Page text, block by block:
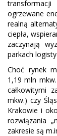
ogrzewane
realną
ciepła,
zaczynają
parkach
Choć rynek
1,19 mln
całkowitymi
mkw.) czy
Krakowie i
rozwiązania
zakresie są